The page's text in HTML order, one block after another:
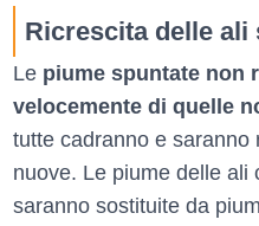
Ricrescita delle ali
Le piume spuntate non
velocemente di quelle
tutte cadranno e saranno
nuove. Le piume delle ali
saranno sostituite da